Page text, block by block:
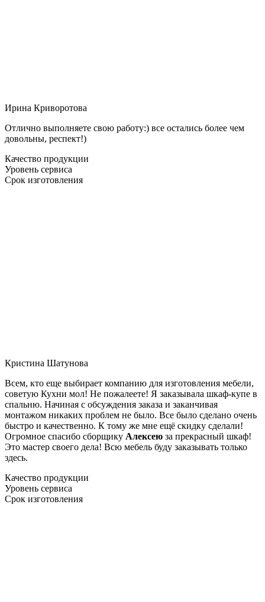
Ирина Криворотова
Отлично выполняете свою работу:) все остались более чем
довольны, респект!)
Качество продукции
Уровень сервиса
Срок изготовления
Кристина Шатунова
Всем, кто еще выбирает компанию для изготовления мебели,
советую Кухни мол! Не пожалеете! Я заказывала шкаф-купе в
спальню. Начиная с обсуждения заказа и заканчивая
монтажом никаких проблем не было. Все было сделано очень
быстро и качественно. К тому же мне ещё скидку сделали!
Огромное спасибо сборщику Алексею за прекрасный шкаф!
Это мастер своего дела! Всю мебель буду заказывать только
здесь.
Качество продукции
Уровень сервиса
Срок изготовления